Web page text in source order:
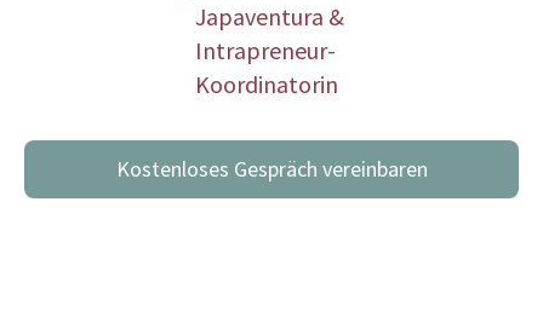
Japaventura &
Intrapreneur-
Koordinatorin
Kostenloses Gespräch vereinbaren